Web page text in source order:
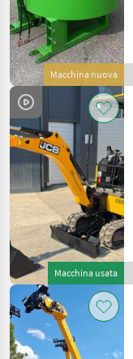
Macchina nuova
Macchina usata